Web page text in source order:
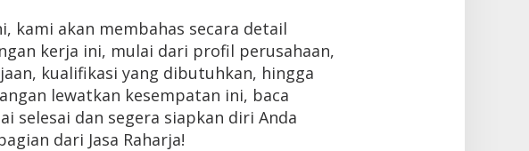
kami akan membahas secara detail
kerja ini, mulai dari profil perusahaan,
kualifikasi yang dibutuhkan, hingga
lewatkan kesempatan ini, baca
selesai dan segera siapkan diri Anda
dari Jasa Raharja!